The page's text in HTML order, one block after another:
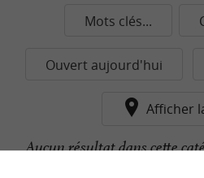
Mots clés...
Ouvert aujourd'hui
Afficher
Aucun résultat dans cette